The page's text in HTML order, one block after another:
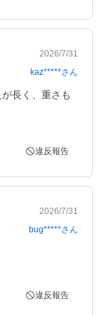
2026/7/31
kaz*****さん
長く、重さも
違反報告
2026/7/31
bug*****さん
違反報告